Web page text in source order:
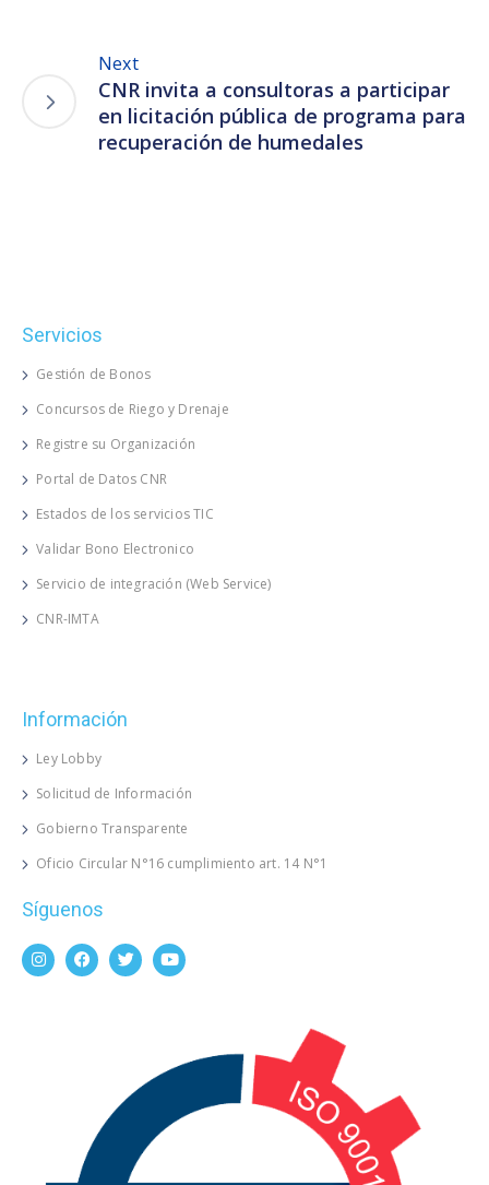
Next
CNR invita a consultoras a participar
en licitación pública de programa para
recuperación de humedales
Servicios
Gestión de Bonos
Concursos de Riego y Drenaje
Registre su Organización
Portal de Datos CNR
Estados de los servicios TIC
Validar Bono Electronico
Servicio de integración (Web Service)
CNR-IMTA
Información
Ley Lobby
Solicitud de Información
Gobierno Transparente
Oficio Circular N°16 cumplimiento art. 14 N°1
Síguenos